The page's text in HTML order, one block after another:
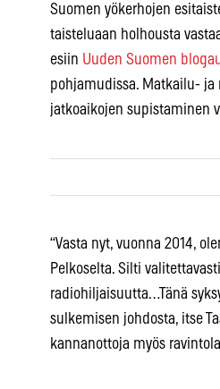
Suomen yökerhojen
taisteluaan holhousta
esiin Uuden Suomen
pohjamudissa. Matkailu- ja
jatkoaikojen supistaminen
“Vasta nyt, vuonna 2014,
Pelkoselta. Silti
radiohiljaisuutta…Tänä
sulkemisen johdosta, itse
kannanottoja myös